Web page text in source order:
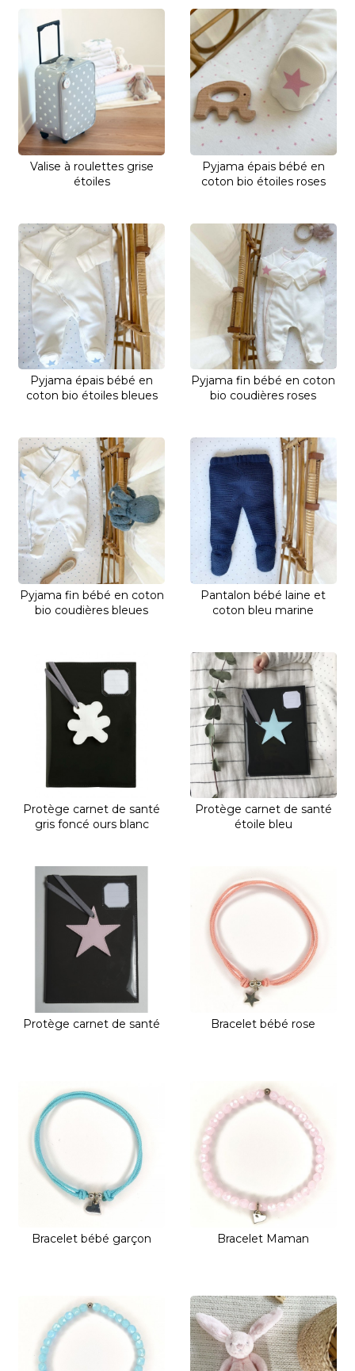
Valise à roulettes grise
étoiles
Pyjama épais bébé en
coton bio étoiles roses
Pyjama épais bébé en
coton bio étoiles bleues
Pyjama fin bébé en coton
bio coudières roses
Pyjama fin bébé en coton
bio coudières bleues
Pantalon bébé laine et
coton bleu marine
Protège carnet de santé
gris foncé ours blanc
Protège carnet de santé
étoile bleu
Protège carnet de santé Bracelet bébé rose
Bracelet bébé garçon Bracelet Maman